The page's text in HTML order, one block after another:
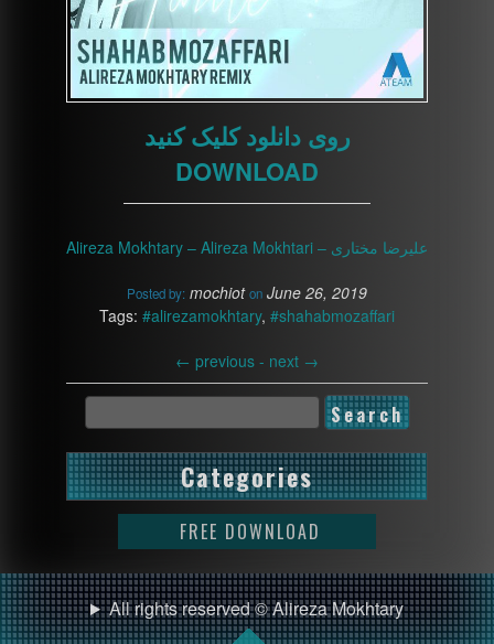
روی دانلود کلیک کنید
DOWNLOAD
————————————————
Alireza Mokhtary – Alireza Mokhtari – علیرضا مختاری
Posted by: mochiot on June 26, 2019
Tags: #alirezamokhtary, #shahabmozaffari
← previous - next →
Categories
FREE DOWNLOAD
All rights reserved © Alireza Mokhtary